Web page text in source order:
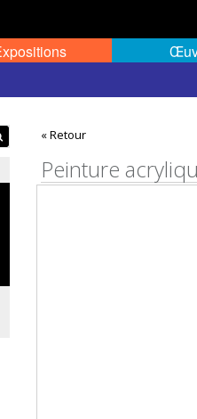
public ou semi-public
« Retour
Peinture